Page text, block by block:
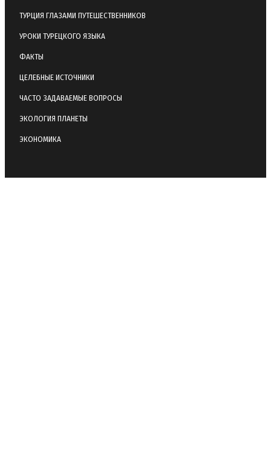
ТУРЦИЯ ГЛАЗАМИ ПУТЕШЕСТВЕННИКОВ
УРОКИ ТУРЕЦКОГО ЯЗЫКА
ФАКТЫ
ЦЕЛЕБНЫЕ ИСТОЧНИКИ
ЧАСТО ЗАДАВАЕМЫЕ ВОПРОСЫ
ЭКОЛОГИЯ ПЛАНЕТЫ
ЭКОНОМИКА